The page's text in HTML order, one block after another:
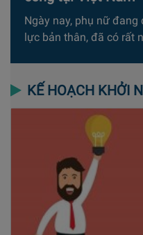
Ngày nay, phụ nữ
lực bản thân, đã có rất
KẾ HOẠCH KHỞI